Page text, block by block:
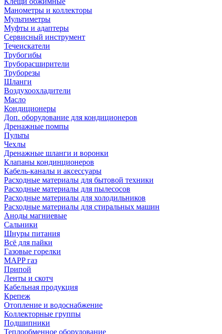
Манометры и коллекторы
Мультиметры
Муфты и адаптеры
Сервисный инструмент
Течеискатели
Трубогибы
Труборасширители
Труборезы
Шланги
Воздухоохладители
Масло
Кондиционеры
Доп. оборудование для кондиционеров
Дренажные помпы
Пульты
Чехлы
Дренажные шланги и воронки
Клапаны кондинционеров
Кабель-каналы и аксессуары
Расходные материалы для бытовой техники
Расходные материалы для пылесосов
Расходные материалы для холодильников
Расходные материалы для стиральных машин
Аноды магниевые
Сальники
Шнуры питания
Всё для пайки
Газовые горелки
MAPP газ
Припой
Ленты и скотч
Кабельная продукция
Крепеж
Отопление и водоснабжение
Коллекторные группы
Подшипники
Теплообменное оборудование